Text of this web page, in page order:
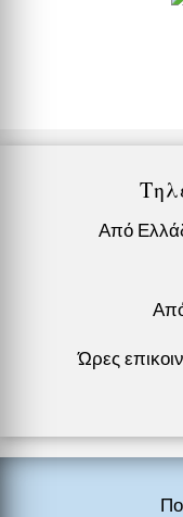
Από
Ώρες